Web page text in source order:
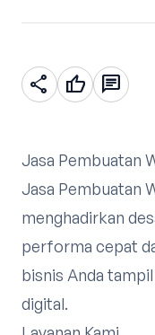
share thumb_up chat
Jasa Pembuatan
Jasa Pembuatan
menghadirkan
performa cepat
bisnis Anda
digital.